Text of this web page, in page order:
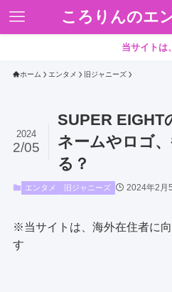
ころりんのエ
当サイトは、海外在住
ホーム エンタメ 旧ジャニーズ
SUPER EIGHT
ネームやロゴ
る？
2024
2/05
エンタメ 旧ジャニーズ 2024年2月
※当サイトは、海外在住者に
す